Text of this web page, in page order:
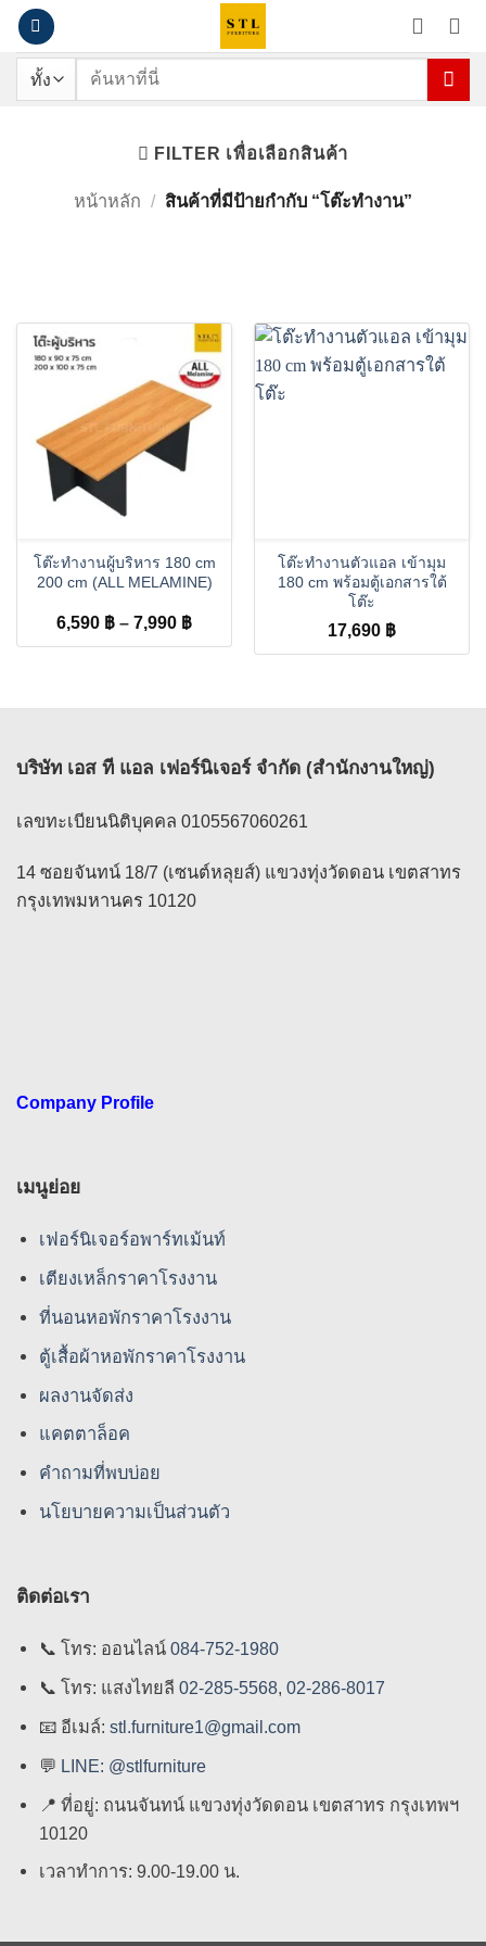
ข้าม
เนื้อหา
ค้นหา:
โต๊ะทำงาน
หน้าหลัก / สินค้าที่มีป้ายกำกับ “โต๊ะทำงาน”
FILTER เพื่อเลือกสินค้า
โต๊ะทำงานผู้บริหาร 180 cm
200 cm (ALL MELAMINE)
6,590 ฿ – 7,990 ฿Price
range:
7,990 ฿
โต๊ะทำงานตัวแอล เข้ามุม
180 cm พร้อมตู้เอกสารใต้
โต๊ะ
17,690 ฿
บริษัท เอส ที แอล เฟอร์นิเจอร์ จำกัด (สำนักงานใหญ่)
เลขทะเบียนนิติบุคคล 0105567060261
14 ซอยจันทน์ 18/7 (เซนต์หลุยส์) แขวงทุ่งวัดดอน เขตสาทร
กรุงเทพมหานคร 10120
Company Profile
เมนูย่อย
เฟอร์นิเจอร์อพาร์ทเม้นท์
เตียงเหล็กราคาโรงงาน
ที่นอนหอพักราคาโรงงาน
ตู้เสื้อผ้าหอพักราคาโรงงาน
ผลงานจัดส่ง
แคตตาล็อค
คําถามที่พบบ่อย
นโยบายความเป็นส่วนตัว
ติดต่อเรา
📞โทร: ออนไลน์084-752-1980
📞โทร: แสงไทยลี 02-285-5568,02-286-8017
📧 อีเมล์:stl.furniture1@gmail.com
💬 LINE: @stlfurniture
📍 ที่อยู่: ถนนจันทน์ แขวงทุ่งวัดดอน เขตสาทร กรุงเทพฯ
10120
เวลาทำการ: 9.00-19.00 น.